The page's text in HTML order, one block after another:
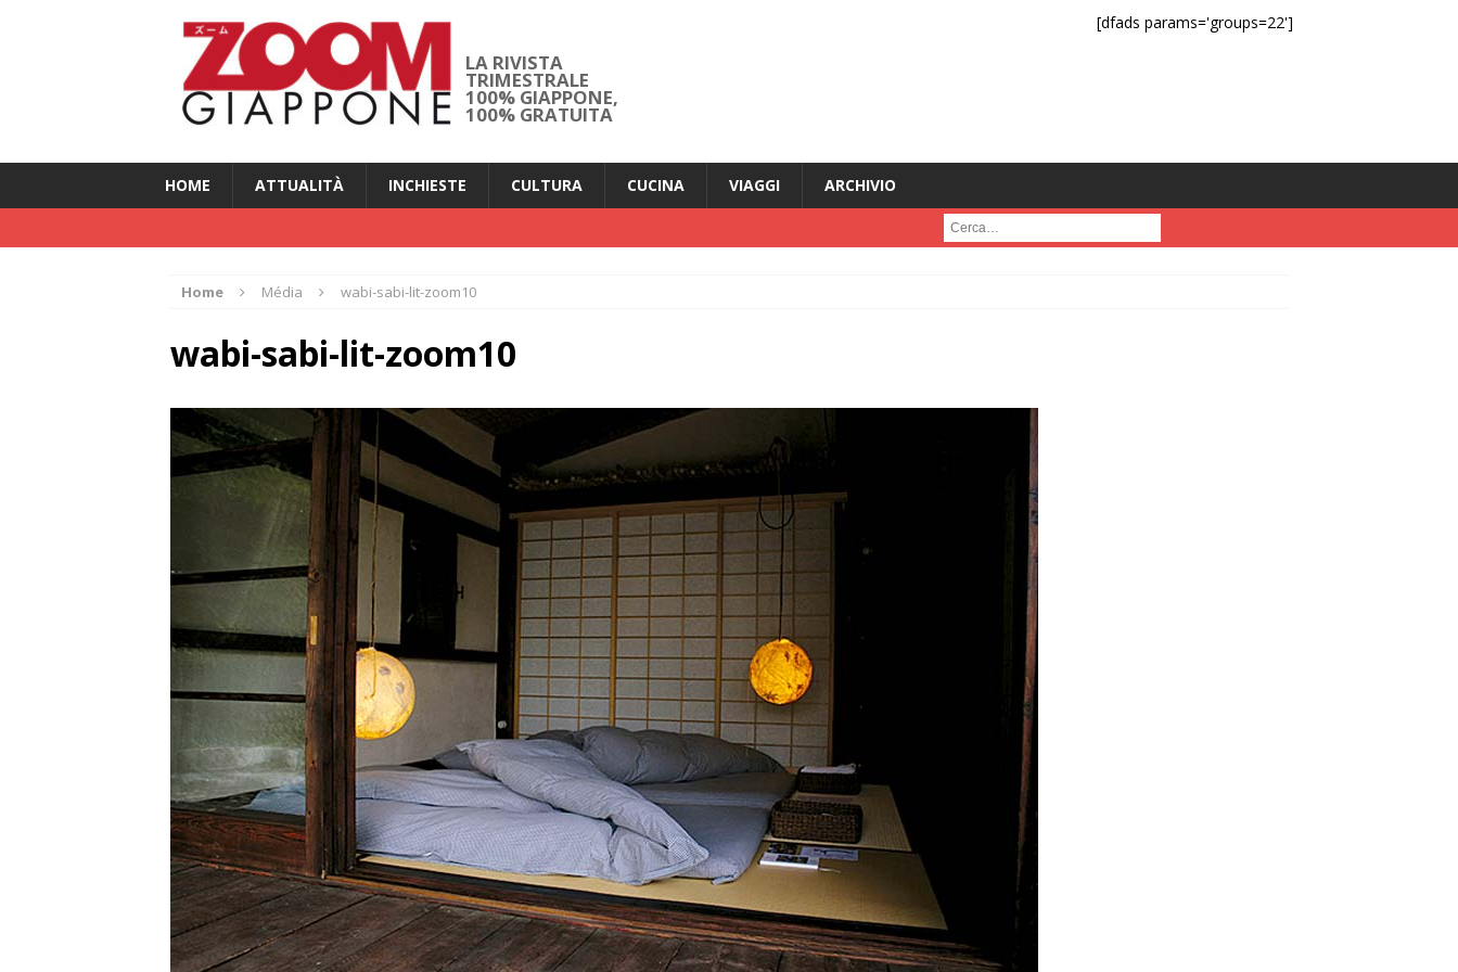
LA RIVISTA
TRIMESTRALE
100% GIAPPONE,
100% GRATUITA
[dfads params='groups=22']
HOME ATTUALITÀ INCHIESTE CULTURA CUCINA VIAGGI
ARCHIVIO
Cerca :
Home Média wabi-sabi-lit-zoom10
wabi-sabi-lit-zoom10